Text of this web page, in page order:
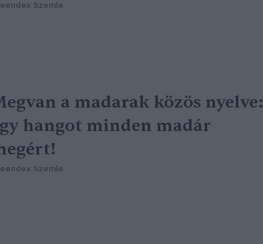
Szemle
a madarak közös nyelve:
hangot minden madár
Szemle